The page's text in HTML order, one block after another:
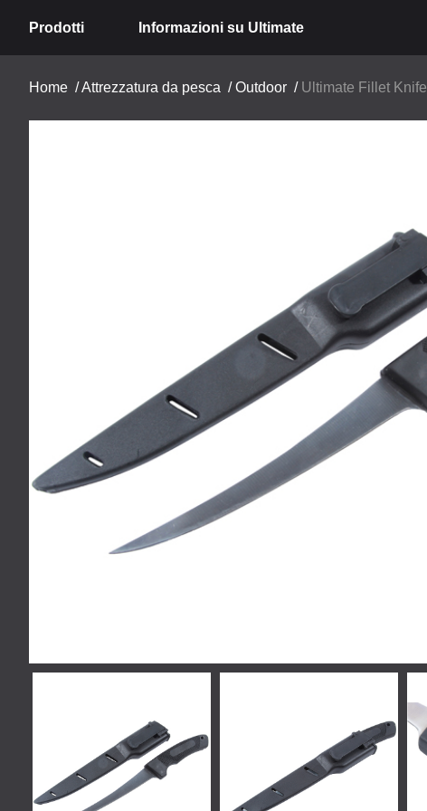
Prodotti Informazioni su Ultimate
Home /Attrezzatura da pesca /Outdoor / Ultimate Fillet Knife